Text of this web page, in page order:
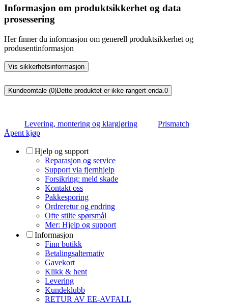
Informasjon om produktsikkerhet og data
prosessering
Her finner du informasjon om generell produktsikkerhet og
produsentinformasjon
Vis sikkerhetsinformasjon
Kundeomtale (0)Dette produktet er ikke rangert enda. 0
Levering, montering og klargjøring
Prismatch
Åpent kjøp
Hjelp og support
Reparasjon og service
Support via fjernhjelp
Forsikring: meld skade
Kontakt oss
Pakkesporing
Ordreretur og endring
Ofte stilte spørsmål
Mer: Hjelp og support
Informasjon
Finn butikk
Betalingsalternativ
Gavekort
Klikk & hent
Levering
Kundeklubb
RETUR AV EE-AVFALL